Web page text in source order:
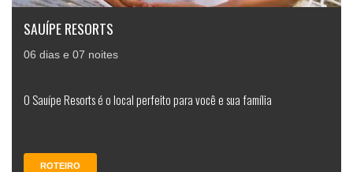
SAUÍPE RESORTS
06 dias e 07 noites
O Sauípe Resorts é o local perfeito para você e sua família
ROTEIRO